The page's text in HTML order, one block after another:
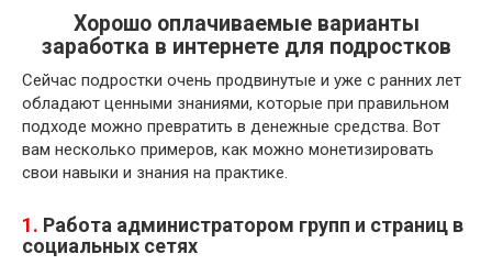
Хорошо оплачиваемые варианты
заработка в интернете для подростков
Сейчас подростки очень продвинутые и уже с ранних лет
обладают ценными знаниями, которые при правильном
подходе можно превратить в денежные средства. Вот
вам несколько примеров, как можно монетизировать
свои навыки и знания на практике.
1. Работа администратором групп и страниц в
социальных сетях